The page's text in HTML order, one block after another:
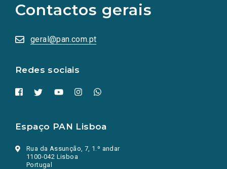
Contactos gerais
geral@pan.com.pt
Redes sociais
redes
sociais
numa
nova
Espaço PAN Lisboa
Rua da Assunção, 7, 1.º andar
1100-042 Lisboa
Portugal